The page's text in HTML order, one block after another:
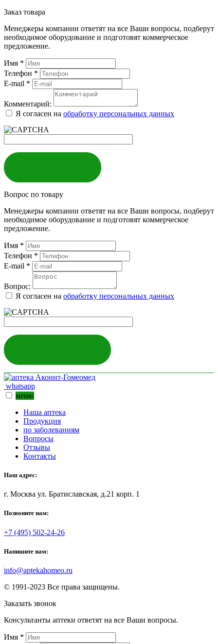
Заказ товара
Менеджеры компании ответят на все Ваши вопросы, подберут
необходимое оборудование и подготовят коммерческое
предложение.
Имя *
Телефон *
E-mail *
Комментарий:
Я согласен на обработку персональных данных
Вопрос по товару
Менеджеры компании ответят на все Ваши вопросы, подберут
необходимое оборудование и подготовят коммерческое
предложение.
Имя *
Телефон *
E-mail *
Вопрос:
Я согласен на обработку персональных данных
whatsapp
меню
Наша аптека
Продукция
по заболеваниям
Вопросы
Отзывы
Контакты
Наш адрес:
г. Москва ул. Братиславская, д.21 корп. 1
Позвоните нам:
+7 (495) 502-24-26
Напишите нам:
info@aptekahomeo.ru
© 1991-2023 Все права защищены.
Заказать звонок
Консультанты аптеки ответят на все Ваши вопросы.
Имя *